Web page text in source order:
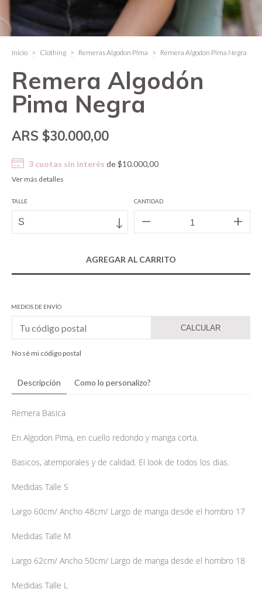
Inicio > Clothing > Remeras Algodon Pima > Remera Algodón Pima Negra
Remera Algodón
Pima Negra
$30.000,00
3cuotas sin interés de$10.000,00
Ver más detalles
TALLE CANTIDAD
MEDIOS DE ENVÍO
CALCULAR
No sé mi código postal
Descripción Como lo personalizo?
Remera Basica
En Algodon Pima, en cuello redondo y manga corta.
Basicos, atemporales y de calidad. El look de todos los dias.
Medidas Talle S
Largo 60cm/ Ancho 48cm/ Largo de manga desde el hombro 17
Medidas Talle M
Largo 62cm/ Ancho 50cm/ Largo de manga desde el hombro 18
Medidas Talle L